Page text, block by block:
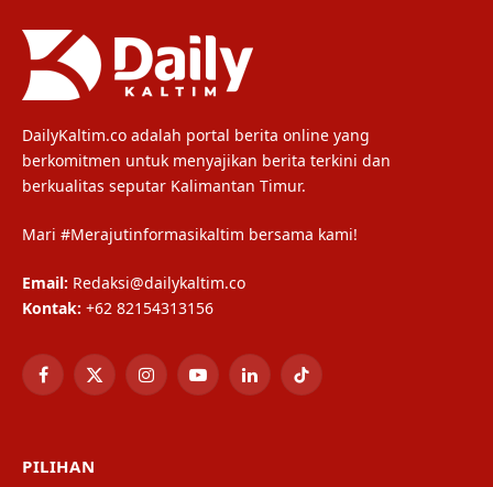
DailyKaltim.co adalah portal berita online yang
berkomitmen untuk menyajikan berita terkini dan
berkualitas seputar Kalimantan Timur.
Mari #Merajutinformasikaltim bersama kami!
Email: Redaksi@dailykaltim.co
Kontak: +62 82154313156
Facebook
X
InstagramYouTubeLinkedInTikTok
PILIHAN